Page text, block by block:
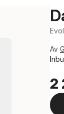
Av
2